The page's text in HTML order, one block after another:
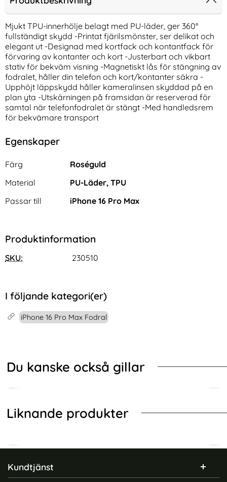
FlexAir Hybrid Transparent
Spigen iPhone 16 Pro Max 2-
PACK GLAS.tR "Ez Fit"
rea pris
174 krtidigare pris
174 kr
I lager
16 Pro Max 2-PACK GLAS.tR "Ez Fit" Skärmskydd
CASEME Samsung Galaxy S26
Mjukt TPU-innerhölje belagt med PU-läder, ger 360°
fullständigt skydd -Printat fjärilsmönster, ser delikat och
elegant ut -Designad med kortfack och kontantfack för
förvaring av kontanter och kort -Justerbart och vikbart
stativ för bekväm visning -Magnetiskt lås för stängning av
fodralet, håller din telefon och kort/kontanter säkra -
Upphöjt läppskydd håller kameralinsen skyddad på en
plan yta -Utskärningen på framsidan är reserverad för
samtal när telefonfodralet är stängt -Med handledsrem
för bekvämare transport
Egenskaper
Egenskaper/attribut för denna produkt
Attribut
Färg
Roséguld
Material
PU-Läder, TPU
Passar till
iPhone 16 Pro Max
Produktinformation
SKU: 230510
I följande kategori(er)
iPhone 16 Pro Max Fodral
Du kanske också gillar
Liknande produkter
Sidfot Blandad info och länkar
Kundtjänst